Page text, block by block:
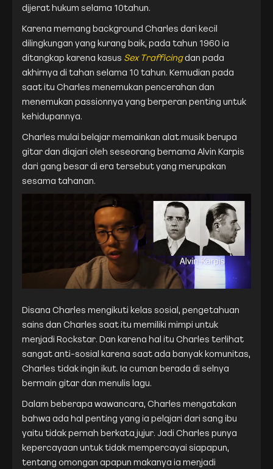
dijerat hukum selama 10tahun.
Karena memang background Charles dari kecil
dilingkungan yang kurang baik, pada tahun 1960 ia
ditangkap karena kasus Sex Trafficingdan pada
akhirnya di tahan selama 10 tahun. Kemudian pada
saat itu Charles menemukan pencerahan dan
menemukan passionnya yang berperan penting untuk
kehidupannya.
Charles mulai belajar memainkan alat musik berupa
gitar dan diajari oleh seseorang bernama Alvin Karpis
dari gang besar di era tersebut yang merupakan
sesama tahanan.
Disana Charles mengikuti kelas sosial, pengetahuan
sains dan Charles saat itu memiliki mimpi untuk
menjadi Rockstar. Dan karena hal itu Charles terlihat
sangat anti-sosial karena saat ada banyak komunitas,
Charles tidak ingin ikut. Ia cuman berada di selnya
bermain gitar dan menulis lagu.
Dalam beberapa wawancara, Charles mengatakan
bahwa ada hal penting yang ia pelajari dari sang ibu
yaitu tidak pernah berkata jujur. Jadi Charles punya
kepercayaan untuk tidak mempercayai siapapun,
tentang omongan apapun makanya ia menjadi